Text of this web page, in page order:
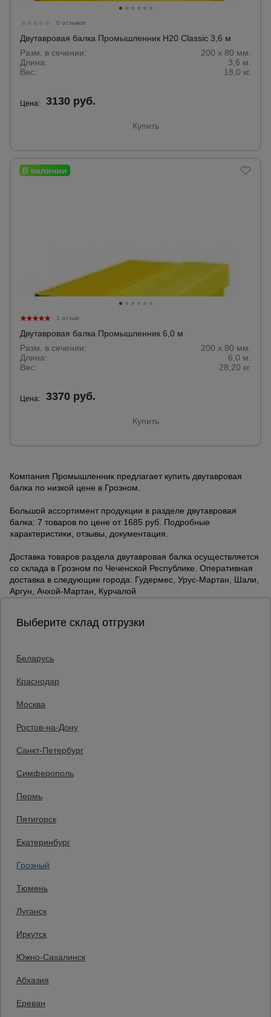
0 отзывов
Двутавровая балка Промышленник H20 Classic 3,6 м
Разм. в сечении:
200 х 80 мм.
Длина:
3,6 м.
Вес:
18,0 кг.
Цена: 3130 руб.
Купить
1 отзыв
Двутавровая балка Промышленник 6,0 м
Разм. в сечении:
200 х 80 мм.
Длина:
6,0 м.
Вес:
28,20 кг.
Цена: 3370 руб.
Купить
Компания Промышленник предлагает купить двутавровая
балка по низкой цене в Грозном.
Большой ассортимент продукции в разделе двутавровая
балка: 7 товаров по цене от 1685 руб. Подробные
характеристики, отзывы, документация.
Доставка товаров раздела двутавровая балка осуществляется
со склада в Грозном по Чеченской Республике. Оперативная
доставка в следующие города: Гудермес, Урус-Мартан, Шали,
Аргун, Ачхой-Мартан, Курчалой
Выберите склад отгрузки
Беларусь
Краснодар
Москва
Ростов-на-Дону
Санкт-Петербург
Симферополь
Пермь
Пятигорск
Екатеринбург
Грозный
Тюмень
Луганск
Иркутск
Южно-Сахалинск
Абхазия
Ереван
О компании
Франшиза
Контакты
Защитные конструкции
Заказать звонок
бесплатно по России
+7 (938) 992-1-992
Заказать звонок
Пн-Пт: с 9:00 до 17:30,
Мы в социальных сетях:
«Промышленник» Продажа строительных конструкций и другого